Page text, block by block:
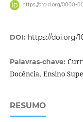
https://orcid.org/0000-
DOI: https://doi.org/
Palavras-chave:
Docência, Ensino
RESUMO